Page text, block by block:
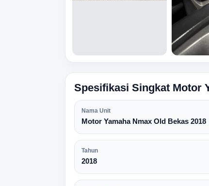
Spesifikasi Singkat Motor
Nama Unit
Motor Yamaha Nmax Old Bekas 2018
Tahun
2018